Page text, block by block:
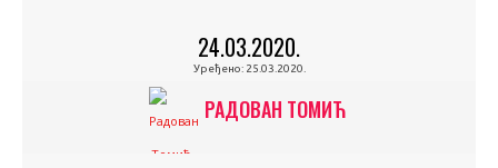
24.03.2020.
Уређено: 25.03.2020.
РАДОВАН ТОМИЋ